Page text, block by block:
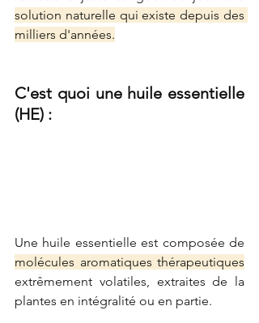
solution naturelle qui existe depuis des
milliers d'années.
C'est quoi une huile essentielle
(HE) :
molécules aromatiques thérapeutiques
extrêmement volatiles, extraites de la
plantes en intégralité ou en partie.